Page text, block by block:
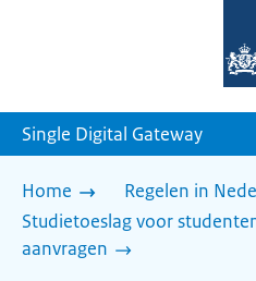
Single Digital Gateway
Home
Regelen in
Studietoeslag voor
aanvragen